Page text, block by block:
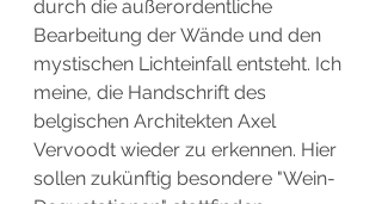
durch die außerordentliche
Bearbeitung der Wände und den
mystischen Lichteinfall entsteht. Ich
meine, die Handschrift des
belgischen Architekten Axel
Vervoodt wieder zu erkennen. Hier
sollen zukünftig besondere "Wein-